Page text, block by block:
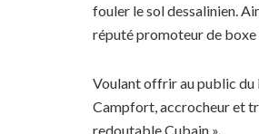
fouler le sol dessalinien.
réputé promoteur de boxe
Voulant offrir au public du
Campfort, accrocheur et
redoutable Cubain ».